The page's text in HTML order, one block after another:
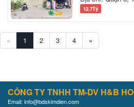
12.7Tỷ
« 1 2 3 4 »
CÔNG TY TNHH TM-DV H&B
Email: info@bdskimdien.com